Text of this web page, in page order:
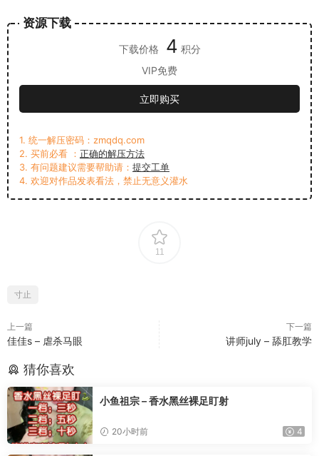
资源下载
下载价格 4 积分
VIP免费
立即购买
1. 统一解压密码：zmqdq.com
2. 买前必看 ： 正确的解压方法
3. 有问题建议需要帮助请： 提交工单
4. 欢迎对作品发表看法，禁止无意义灌水
11
寸止
上一篇
佳佳s – 虐杀马眼
下一篇
讲师july – 舔肛教学
猜你喜欢
小鱼祖宗 – 香水黑丝裸足盯射
20小时前 4